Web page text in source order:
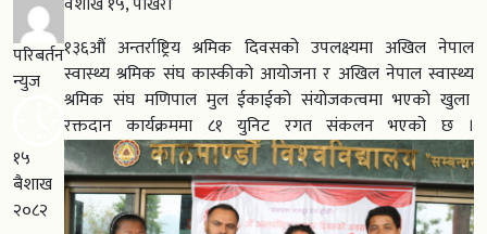
परिबर्तन
न्युज
१५
बैशाख
२०८२
१३६औं अन्तर्राष्ट्रिय श्रमिक दिवसको उपलक्ष्यमा अखिल नेपाल
स्वास्थ्य श्रमिक संघ कास्कीको आयोजना र अखिल नेपाल स्वास्थ्य
श्रमिक संघ मणिपाल मुल ईकाईको संयोजकत्वमा भएको खुला
रक्तदान कार्यक्रममा ८१ युनिट रगत संकलन भएको छ ।